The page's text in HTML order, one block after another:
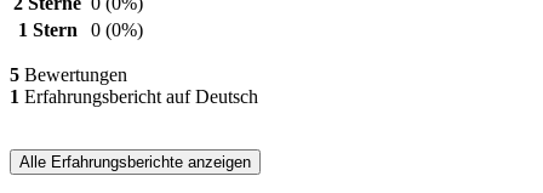
1 Stern
0 (0%)
5 Bewertungen
1 Erfahrungsbericht auf Deutsch
Alle Erfahrungsberichte anzeigen